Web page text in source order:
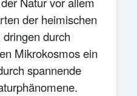
der heimischen
durch
Mikrokosmos ein
spannende